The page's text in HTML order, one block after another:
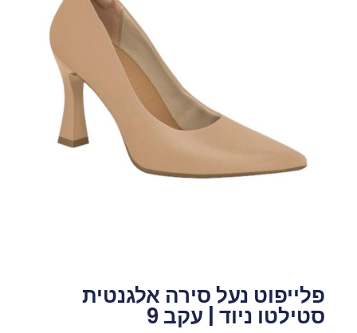
פלייפוט נעל סירה אלגנטית
סטילטו ניוד | עקב 9